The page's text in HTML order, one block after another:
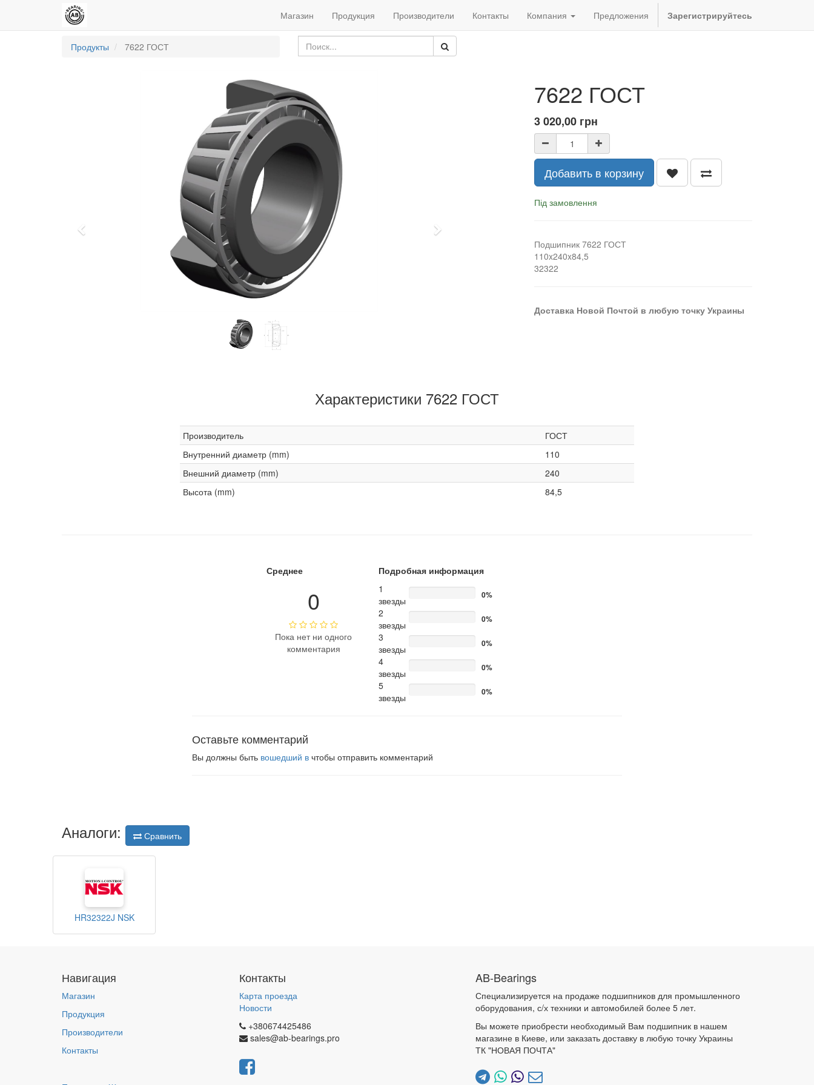
Магазин Продукция Производители Контакты Компания Предложения Зарегистрируйтесь
Продукты 7622 ГОСТ
Next
7622 ГОСТ
3 020,00 грн
Добавить в корзину
Під замовлення
Подшипник 7622 ГОСТ
110x240x84,5
32322
Доставка Новой Почтой в любую точку Украины
Характеристики 7622 ГОСТ
Производитель
ГОСТ
Внутренний диаметр (mm)
110
Внешний диаметр (mm)
240
Высота (mm)
84,5
Среднее
0
Пока нет ни одного
комментария
Подробная информация
1
звезды
0%
2
звезды
0%
3
звезды
0%
4
звезды
0%
5
звезды
0%
Оставьте комментарий
Вы должны быть вошедший в чтобы отправить комментарий
Аналоги: Сравнить
HR32322J NSK
Навигация
Магазин
Продукция
Производители
Контакты
Контакты
Карта проезда
Новости
+380674425486
sales@ab-bearings.pro
AB-Bearings
Специализируется на продаже подшипников для промышленного
оборудования, с/х техники и автомобилей более 5 лет.
Вы можете приобрести необходимый Вам подшипник в нашем
магазине в Киеве, или заказать доставку в любую точку Украины
ТК "НОВАЯ ПОЧТА"